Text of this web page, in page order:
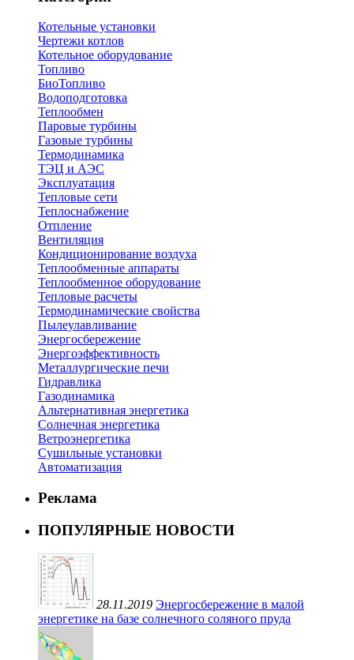
Котельные установки
Чертежи котлов
Котельное оборудование
Топливо
БиоТопливо
Водоподготовка
Теплообмен
Паровые турбины
Газовые турбины
Термодинамика
ТЭЦ и АЭС
Эксплуатация
Тепловые сети
Теплоснабжение
Отпление
Вентиляция
Кондиционирование воздуха
Теплообменные аппараты
Теплообменное оборудование
Тепловые расчеты
Термодинамические свойства
Пылеулавливание
Энергосбережение
Энергоэффективность
Металлургические печи
Гидравлика
Газодинамика
Альтернативная энергетика
Солнечная энергетика
Ветроэнергетика
Сушильные установки
Автоматизация
Реклама
ПОПУЛЯРНЫЕ НОВОСТИ
28.11.2019 Энергосбережение в малой
энергетике на базе солнечного соляного пруда